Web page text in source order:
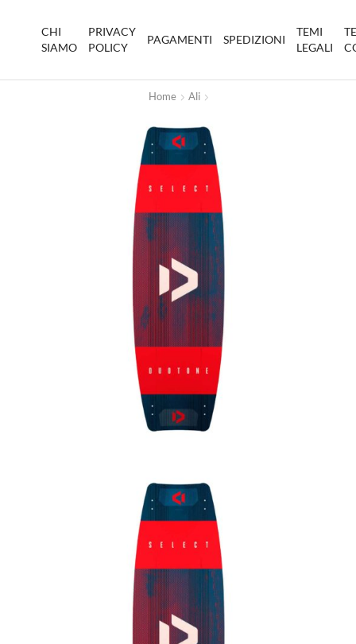
CHI
SIAMO
PRIVACY
POLICY
PAGAMENTI SPEDIZIONI
TEMI
LEGALI
Home Ali